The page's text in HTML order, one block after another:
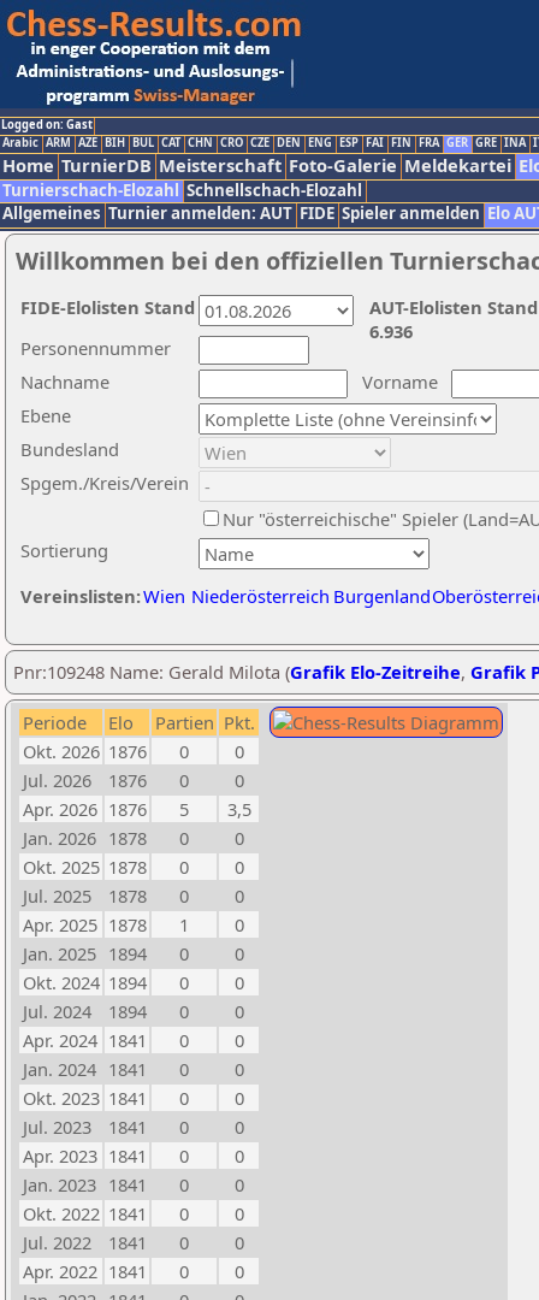
Logged on: Gast
Arabic ARM AZE BIH BUL CAT CHN CRO CZE DEN ENG ESP FAI FIN FRA GER GRE INA
Home TurnierDB Meisterschaft Foto-Galerie Meldekartei
Turnierschach-Elozahl Schnellschach-Elozahl
Allgemeines Turnier anmelden: AUT FIDE Spieler anmelden Elo
Willkommen bei den offiziellen
Nachname
Vorname
Ebene
Sortierung
Personennummer
Bundesland
Spgem./Kreis/Verein
Nur "österreichische" Spieler
Vereinslisten:Wien Niederösterreich Burgenland
AUT-Elolisten
6.936
FIDE-Elolisten Stand
Pnr:109248 Name: Gerald Milota (Grafik Elo-Zeitreihe, Grafik
Periode Elo Partien Pkt.
Okt. 2026 1876 0
0
Jul. 2026
1876 0
0
Apr. 2026 1876 5
3,5
Jan. 2026 1878 0
0
Okt. 2025 1878 0
0
Jul. 2025
1878 0
0
Apr. 2025 1878 1
0
Jan. 2025 1894 0
0
Okt. 2024 1894 0
0
Jul. 2024
1894 0
0
Apr. 2024 1841 0
0
Jan. 2024 1841 0
0
Okt. 2023 1841 0
0
Jul. 2023
1841 0
0
Apr. 2023 1841 0
0
Jan. 2023 1841 0
0
Okt. 2022 1841 0
0
Jul. 2022
1841 0
0
Apr. 2022 1841 0
0